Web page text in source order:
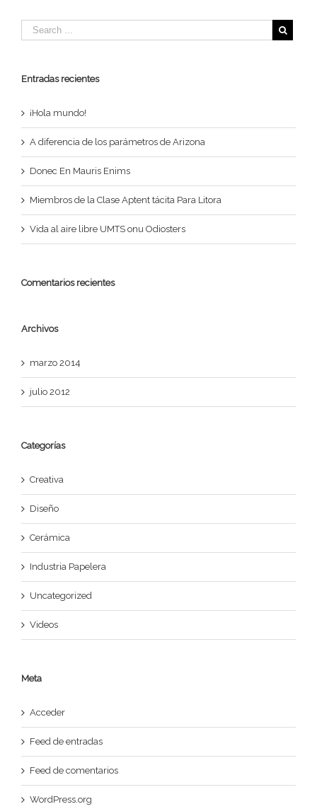
Entradas recientes
¡Hola mundo!
A diferencia de los parámetros de Arizona
Donec En Mauris Enims
Miembros de la Clase Aptent tácita Para Litora
Vida al aire libre UMTS onu Odiosters
Comentarios recientes
Archivos
marzo 2014
julio 2012
Categorías
Creativa
Diseño
Cerámica
Industria Papelera
Uncategorized
Videos
Meta
Acceder
Feed de entradas
Feed de comentarios
WordPress.org